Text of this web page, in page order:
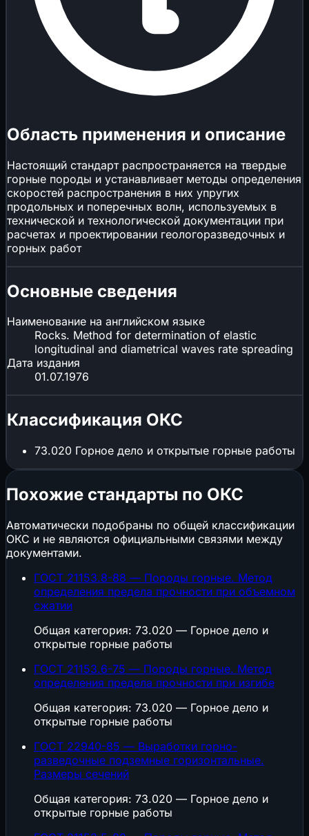
Область применения и описание
Настоящий стандарт распространяется на твердые
горные породы и устанавливает методы определения
скоростей распространения в них упругих
продольных и поперечных волн, используемых в
технической и технологической документации при
расчетах и проектировании геологоразведочных и
горных работ
Основные сведения
Наименование на английском языке
Rocks. Method for determination of elastic
longitudinal and diametrical waves rate spreading
Дата издания
01.07.1976
Классификация ОКС
73.020 Горное дело и открытые горные работы
Похожие стандарты по ОКС
Автоматически подобраны по общей классификации
ОКС и не являются официальными связями между
документами.
ГОСТ 21153.8-88 — Породы горные. Метод
определения предела прочности при объемном
сжатии
Общая категория: 73.020 — Горное дело и
открытые горные работы
ГОСТ 21153.6-75 — Породы горные. Метод
определения предела прочности при изгибе
Общая категория: 73.020 — Горное дело и
открытые горные работы
ГОСТ 22940-85 — Выработки горно-
разведочные подземные горизонтальные.
Размеры сечений
Общая категория: 73.020 — Горное дело и
открытые горные работы